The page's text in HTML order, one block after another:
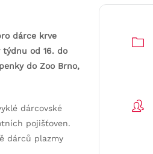
dárce krve
od 16. do
do Zoo Brno,
dárcovské
pojišťoven.
dárců plazmy